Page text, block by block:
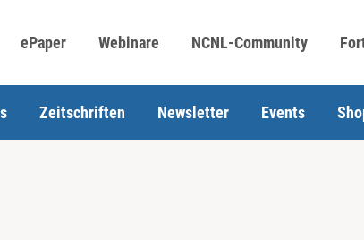
ePaper Webinare NCNL-Community
Zeitschriften Newsletter Events